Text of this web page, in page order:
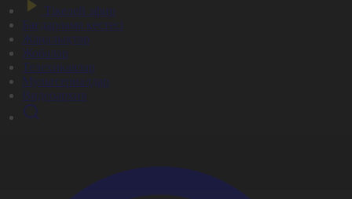
Тікелей эфир
Бағдарлама кестесі
Жаңалықтар
Жобалар
Телехикаялар
Мультсериалдар
Видеоархив